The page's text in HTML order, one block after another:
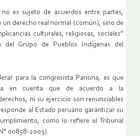
no es sujeto de acuerdos entre partes,
un derecho real normal (común), sino de
culturales, religiosas, sociales”
del Grupo de Pueblos Indígenas del
para la congresista Pariona, es que
en cuenta que de acuerdo a la
ni su ejercicio son renunciables
al Estado peruano garantizar su
como lo refiere el Tribunal
00858-2003).